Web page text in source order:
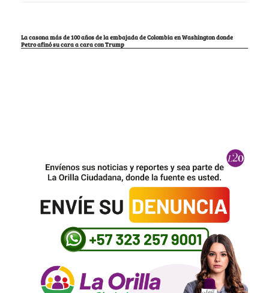
La casona más de 100 años de la embajada de Colombia en Washington donde
Petro afinó su cara a cara con Trump